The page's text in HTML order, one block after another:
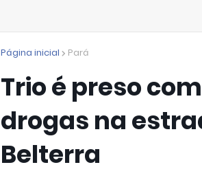
Página inicial Pará
Trio é preso
drogas na
Belterra